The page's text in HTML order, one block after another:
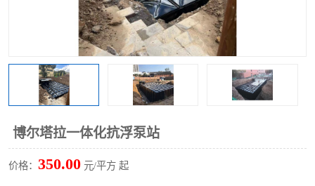
博尔塔拉一体化抗浮泵站
价格： 350.00 元/平方 起